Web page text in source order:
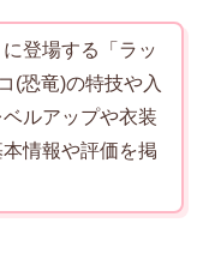
登場する「ラッ
(恐竜)の特技や入
ルアップや衣装
情報や評価を掲